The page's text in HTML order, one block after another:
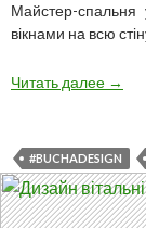
Майстер-спальня
вікнами на всю
Читать далее →
#BUCHADESIGN